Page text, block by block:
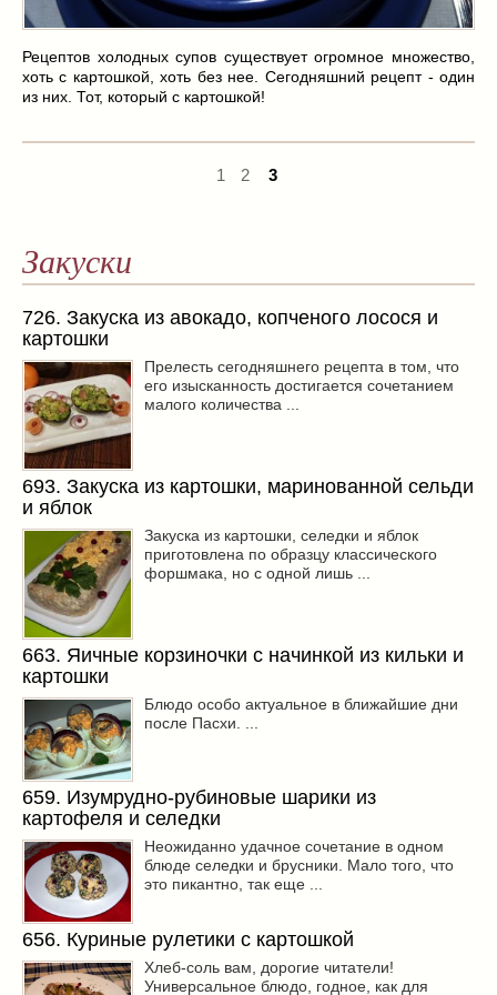
Заначка на зиму!(29)
Грибы(5)
Напитки(3)
Овощные заготовки(11)
Поговорим о(19)
Постные рецепты
8 марта(1)
День всех влюбленных
мужские даты(1)
Новогоднее меню(9)
Пасха(7)
Рецептов холодных супов существует огромное множество,
хоть с картошкой, хоть без нее. Сегодняшний рецепт - один
из них. Тот, который с картошкой!
1 2 3
Закуски
726. Закуска из авокадо, копченого лосося и
картошки
Прелесть сегодняшнего рецепта в том, что
его изысканность достигается сочетанием
малого количества ...
693. Закуска из картошки, маринованной сельди
и яблок
Закуска из картошки, селедки и яблок
приготовлена по образцу классического
форшмака, но с одной лишь ...
663. Яичные корзиночки с начинкой из кильки и
картошки
Блюдо особо актуальное в ближайшие дни
после Пасхи. ...
659. Изумрудно-рубиновые шарики из
картофеля и селедки
Неожиданно удачное сочетание в одном
блюде селедки и брусники. Мало того, что
это пикантно, так еще ...
656. Куриные рулетики с картошкой
Хлеб-соль вам, дорогие читатели!
Универсальное блюдо, годное, как для